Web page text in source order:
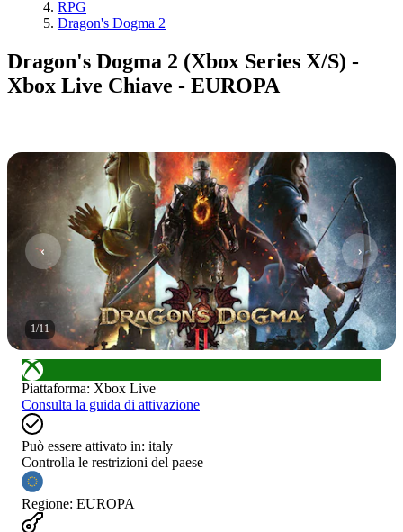
RPG
Dragon's Dogma 2
Dragon's Dogma 2 (Xbox Series X/S) -
Xbox Live Chiave - EUROPA
1/11
Piattaforma: Xbox Live
Consulta la guida di attivazione
Può essere attivato in: italy
Controlla le restrizioni del paese
Regione: EUROPA